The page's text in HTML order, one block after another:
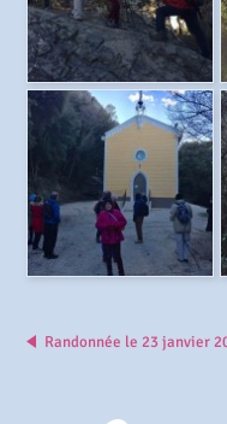
Randonnée le 23 janvier